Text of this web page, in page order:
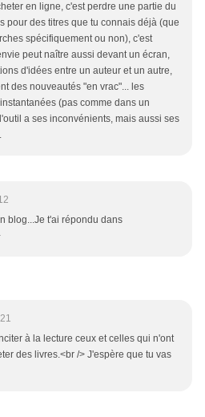
en ligne, c'est perdre une partie du
pour des titres que tu connais déjà (que
spécifiquement ou non), c'est
peut naître aussi devant un écran,
d'idées entre un auteur et un autre,
des nouveautés "en vrac"... les
(pas comme dans un
a ses inconvénients, mais aussi ses
blog...Je t'ai répondu dans
à la lecture ceux et celles qui n'ont
des livres.<br /> J'espère que tu vas